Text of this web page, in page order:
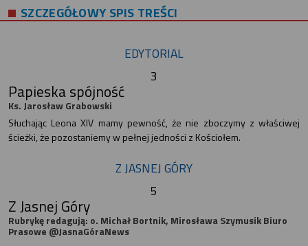
SZCZEGÓŁOWY SPIS TREŚCI
EDYTORIAL
3
Papieska spójność
Ks. Jarosław Grabowski
Słuchając Leona XIV mamy pewność, że nie zboczymy z właściwej
ścieżki, że pozostaniemy w pełnej jedności z Kościołem.
Z JASNEJ GÓRY
5
Z Jasnej Góry
Rubrykę redagują: o. Michał Bortnik, Mirosława Szymusik Biuro
Prasowe @JasnaGóraNews